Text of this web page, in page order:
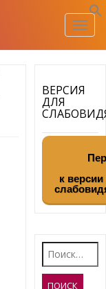
ВЕРСИЯ
ДЛЯ
к
Найти: